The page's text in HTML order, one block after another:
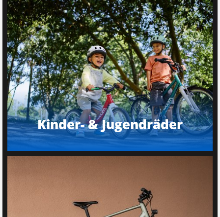
Kinder- & Jugendräder